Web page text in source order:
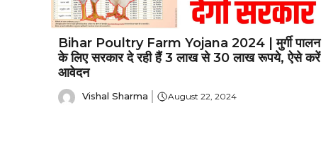
Bihar Poultry Farm Yojana 2024 | मुर्गी पालन
के लिए सरकार दे रही हैं 3 लाख से 30 लाख रूपये, ऐसे करें
आवेदन
Vishal Sharma August 22, 2024